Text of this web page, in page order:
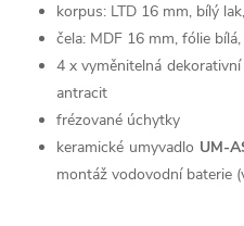
korpus: LTD 16 mm, bílý
čela: MDF 16 mm, fólie
4 x vyměnitelná
antracit
frézované úchytky
keramické umyvadlo UM-
montáž vodovodní baterie